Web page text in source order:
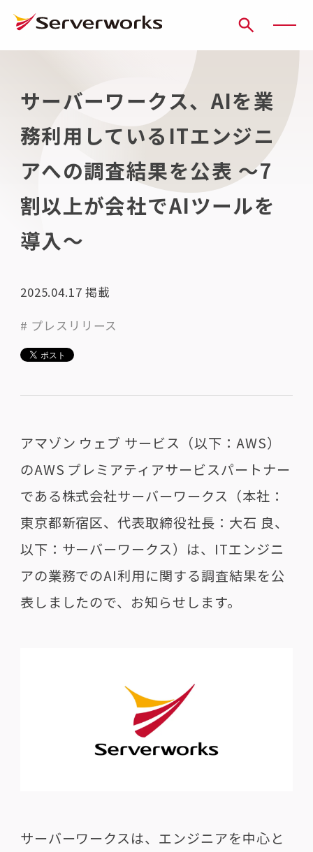
サーバーワークス、AIを業
務利用しているITエンジニ
アへの調査結果を公表 〜7
割以上が会社でAIツールを
導入～
2025.04.17 掲載
# プレスリリース
アマゾン ウェブ サービス（以下：AWS）
のAWS プレミアティアサービスパートナー
である株式会社サーバーワークス（本社：
東京都新宿区、代表取締役社長：大石 良、
以下：サーバーワークス）は、ITエンジニ
アの業務でのAI利用に関する調査結果を公
表しましたので、お知らせします。
サーバーワークスは、エンジニアを中心と